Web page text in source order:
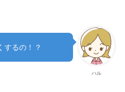
ハル
するの！？